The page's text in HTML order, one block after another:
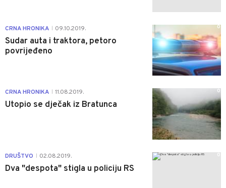
CRNA HRONIKA 09.10.2019.
Sudar auta i traktora, petoro
povrijeđeno
0
CRNA HRONIKA 11.08.2019.
Utopio se dječak iz Bratunca
0
DRUŠTVO 02.08.2019.
Dva "despota" stigla u policiju RS
0